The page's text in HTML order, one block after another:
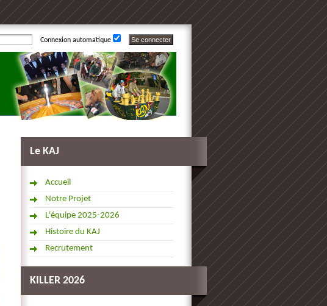
Connexion automatique
Le KAJ
Accueil
Notre Projet
L'équipe 2025-2026
Histoire du KAJ
Recrutement
KILLER 2026